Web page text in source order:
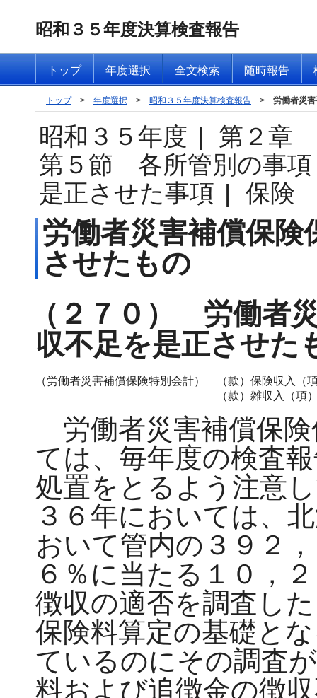
昭和３５年度決算検査報告
トップ 年度選択 全文検索 随時報告
トップ > 年度選択 > 昭和３５年度決算検査報告 > 労働者災
昭和３５年度 |
第２章
第５節 各所管別の事項
是正させた事項 | 保険
労働者災害補償保険
させたもの
（２７０） 労働者
収不足を是正させた
（労働者災害補償保険特別会計）
（款）保険収入（
（款）雑収入（項
労働者災害補償保
ては、毎年度の検査
処置をとるよう注意
３６年においては、
おいて管内の３９２
６％に当たる１０，
徴収の適否を調査し
保険料算定の基礎と
ているのにその調査
料および追徴金の徴